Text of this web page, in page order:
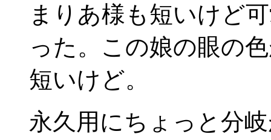
まりあ様も短いけど
った。この娘の眼の
短いけど。
永久用にちょっと分